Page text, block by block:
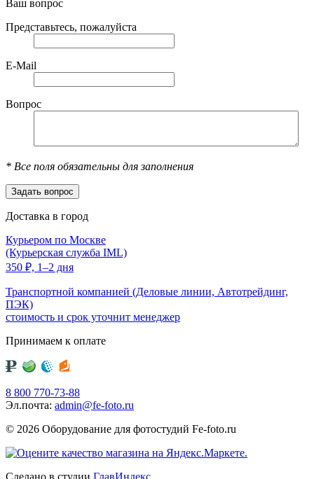
Ваш вопрос
Представьтесь, пожалуйста
E-Mail
Вопрос
* Все поля обязательны для заполнения
Доставка в город
Курьером по Москве
(Курьерская служба IML)
350 ₽, 1–2 дня
Транспортной компанией (Деловые линии, Автотрейдинг,
ПЭК)
стоимость и срок уточнит менеджер
Принимаем к оплате
8 800 770-73-88
Эл.почта: admin@fe-foto.ru
© 2026 Оборудование для фотостудий Fe-foto.ru
Сделано в студии ГлавИндекс